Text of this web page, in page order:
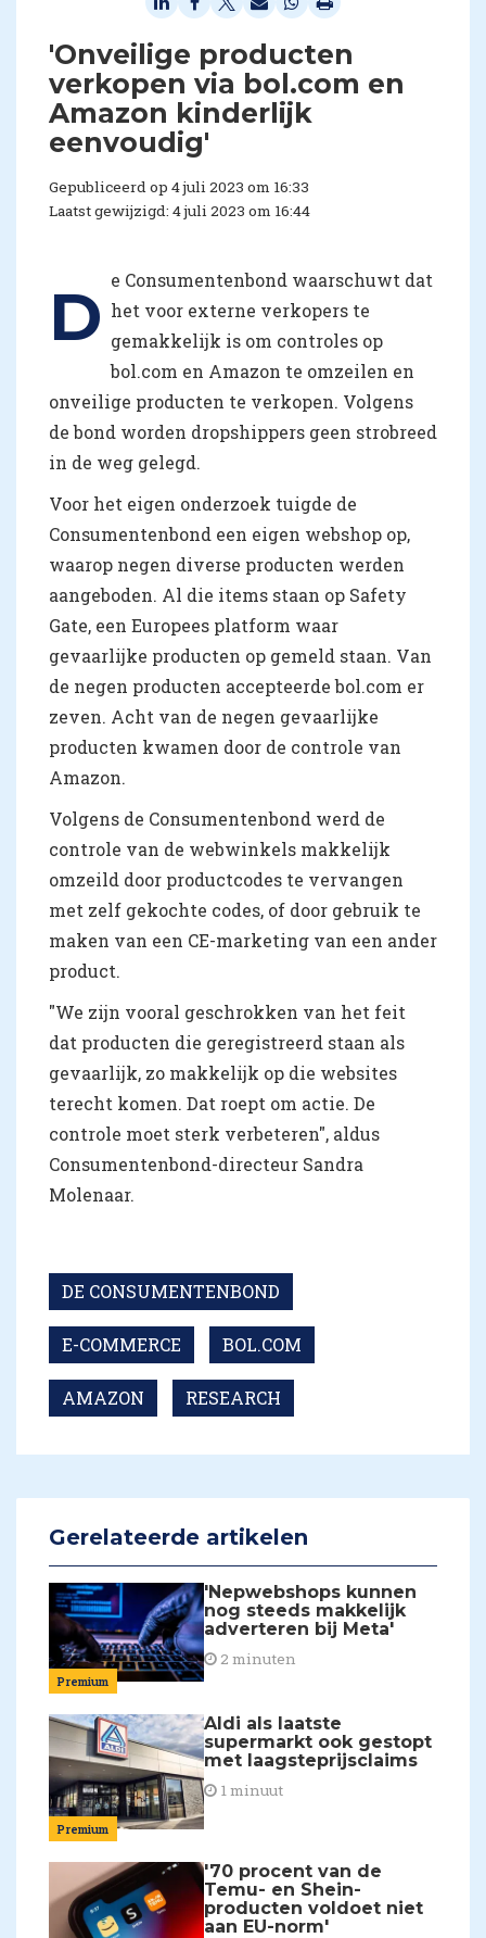
'Onveilige producten
verkopen via bol.com en
Amazon kinderlijk
eenvoudig'
Gepubliceerd op 4 juli 2023 om 16:33
Laatst gewijzigd: 4 juli 2023 om 16:44
D e Consumentenbond waarschuwt dat
het voor externe verkopers te
gemakkelijk is om controles op
bol.com en Amazon te omzeilen en
onveilige producten te verkopen. Volgens
de bond worden dropshippers geen strobreed
in de weg gelegd.
Voor het eigen onderzoek tuigde de
Consumentenbond een eigen webshop op,
waarop negen diverse producten werden
aangeboden. Al die items staan op Safety
Gate, een Europees platform waar
gevaarlijke producten op gemeld staan. Van
de negen producten accepteerde bol.com er
zeven. Acht van de negen gevaarlijke
producten kwamen door de controle van
Amazon.
Volgens de Consumentenbond werd de
controle van de webwinkels makkelijk
omzeild door productcodes te vervangen
met zelf gekochte codes, of door gebruik te
maken van een CE-marketing van een ander
product.
"We zijn vooral geschrokken van het feit
dat producten die geregistreerd staan als
gevaarlijk, zo makkelijk op die websites
terecht komen. Dat roept om actie. De
controle moet sterk verbeteren", aldus
Consumentenbond-directeur Sandra
Molenaar.
DE CONSUMENTENBOND
E-COMMERCE BOL.COM
AMAZON RESEARCH
Gerelateerde artikelen
Premium
'Nepwebshops kunnen
nog steeds makkelijk
adverteren bij Meta'
2 minuten
Premium
Aldi als laatste
supermarkt ook gestopt
met laagsteprijsclaims
1 minuut
'70 procent van de
Temu- en Shein-
producten voldoet niet
aan EU-norm'